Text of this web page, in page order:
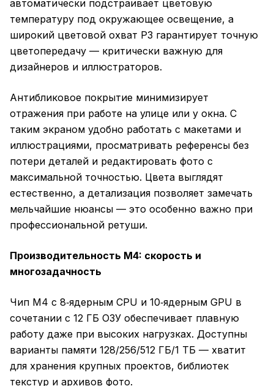
автоматически подстраивает цветовую
температуру под окружающее освещение, а
широкий цветовой охват P3 гарантирует точную
цветопередачу — критически важную для
дизайнеров и иллюстраторов.
Антибликовое покрытие минимизирует
отражения при работе на улице или у окна. С
таким экраном удобно работать с макетами и
иллюстрациями, просматривать референсы без
потери деталей и редактировать фото с
максимальной точностью. Цвета выглядят
естественно, а детализация позволяет замечать
мельчайшие нюансы — это особенно важно при
профессиональной ретуши.
Производительность M4: скорость и
многозадачность
Чип M4 с 8‑ядерным CPU и 10‑ядерным GPU в
сочетании с 12 ГБ ОЗУ обеспечивает плавную
работу даже при высоких нагрузках. Доступны
варианты памяти 128/256/512 ГБ/1 ТБ — хватит
для хранения крупных проектов, библиотек
текстур и архивов фото.